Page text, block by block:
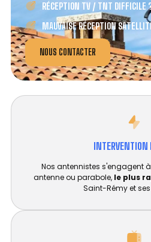
RÉCEPTION TV / TNT DIFFICILE
MAUVAISE RÉCEPTION
NOUS CONTACTER
INTERVENTION
Nos antennistes s'engagent
antenne ou parabole, le plus
Saint-Rémy et